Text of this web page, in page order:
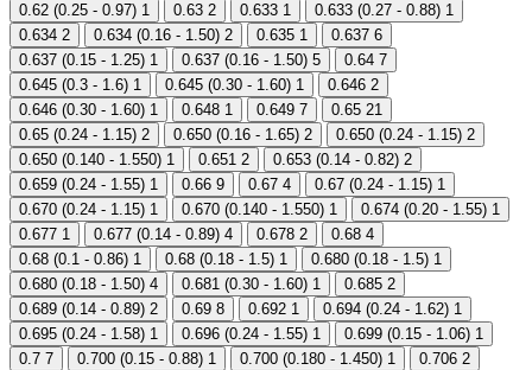
0.62 (0.25 - 0.97) 1 0.63 2 0.633 1 0.633 (0.27 - 0.88) 1
0.634 2 0.634 (0.16 - 1.50) 2 0.635 1 0.637 6
0.637 (0.15 - 1.25) 1 0.637 (0.16 - 1.50) 5 0.64 7
0.645 (0.3 - 1.6) 1 0.645 (0.30 - 1.60) 1 0.646 2
0.646 (0.30 - 1.60) 1 0.648 1 0.649 7 0.65 21
0.65 (0.24 - 1.15) 2 0.650 (0.16 - 1.65) 2 0.650 (0.24 - 1.15) 2
0.650 (0.140 - 1.550) 1 0.651 2 0.653 (0.14 - 0.82) 2
0.659 (0.24 - 1.55) 1 0.66 9 0.67 4 0.67 (0.24 - 1.15) 1
0.670 (0.24 - 1.15) 1 0.670 (0.140 - 1.550) 1 0.674 (0.20 - 1.55) 1
0.677 1 0.677 (0.14 - 0.89) 4 0.678 2 0.68 4
0.68 (0.1 - 0.86) 1 0.68 (0.18 - 1.5) 1 0.680 (0.18 - 1.5) 1
0.680 (0.18 - 1.50) 4 0.681 (0.30 - 1.60) 1 0.685 2
0.689 (0.14 - 0.89) 2 0.69 8 0.692 1 0.694 (0.24 - 1.62) 1
0.695 (0.24 - 1.58) 1 0.696 (0.24 - 1.55) 1 0.699 (0.15 - 1.06) 1
0.7 7 0.700 (0.15 - 0.88) 1 0.700 (0.180 - 1.450) 1 0.706 2